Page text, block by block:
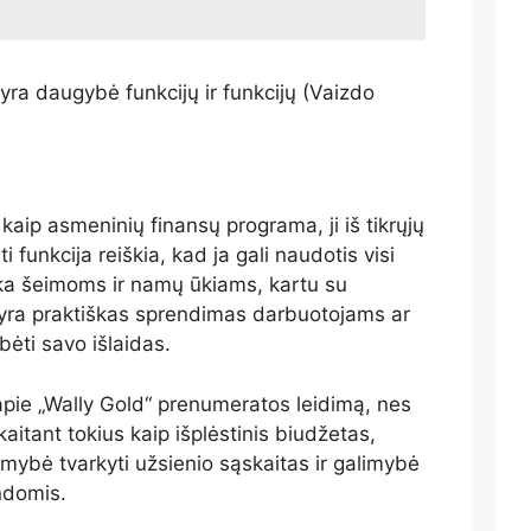
daugybė funkcijų ir funkcijų (Vaizdo
asmeninių finansų programa, ji iš tikrųjų
funkcija reiškia, kad ja gali naudotis visi
šeimoms ir namų ūkiams, kartu su
praktiškas sprendimas darbuotojams ar
savo išlaidas.
„Wally Gold“ prenumeratos leidimą, nes
tokius kaip išplėstinis biudžetas,
tvarkyti užsienio sąskaitas ir galimybė